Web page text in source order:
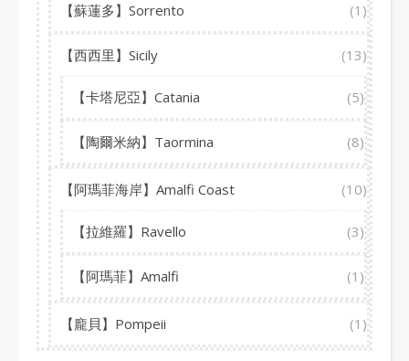
【蘇蓮多】Sorrento (1)
【西西里】Sicily (13)
【卡塔尼亞】Catania (5)
【陶爾米納】Taormina (8)
【阿瑪菲海岸】Amalfi Coast (10)
【拉維羅】Ravello (3)
【阿瑪菲】Amalfi (1)
【龐貝】Pompeii (1)